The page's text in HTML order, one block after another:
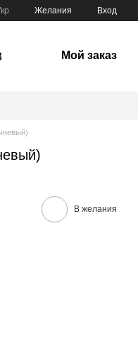
Желания Вход
Мой заказ
В желания